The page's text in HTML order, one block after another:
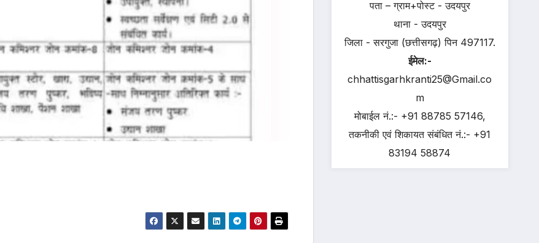
पता – ग्राम+पोस्ट - उदयपुर
थाना - उदयपुर
जिला - सरगुजा (छत्तीसगढ़) पिन 497117.
ईमेल:-
chhattisgarhkranti25@Gmail.co
m
मोबाईल नं.:- +91 88785 57146,
तकनीकी एवं शिकायत संबंधित नं.:- +91
83194 58874